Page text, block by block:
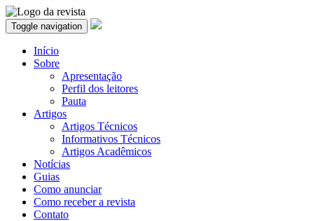
Toggle navigation
Início
Sobre
Apresentação
Perfil dos leitores
Pauta
Artigos
Artigos Técnicos
Informativos Técnicos
Artigos Acadêmicos
Notícias
Guias
Como anunciar
Como receber a revista
Contato